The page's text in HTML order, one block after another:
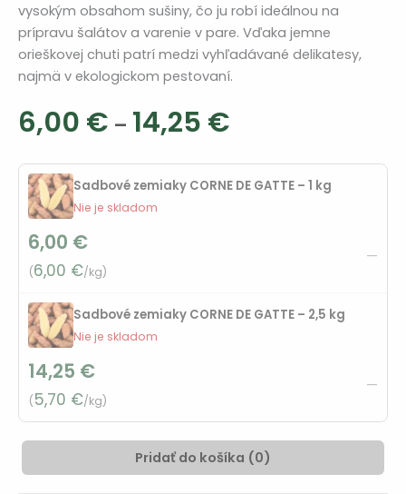
vysokým obsahom sušiny, čo ju robí ideálnou na
prípravu šalátov a varenie v pare. Vďaka jemne
orieškovej chuti patrí medzi vyhľadávané delikatesy,
najmä v ekologickom pestovaní.
6,00 € – 14,25 €
6,00 €
Sadbové zemiaky CORNE DE GATTE – 1 kg
Nie je skladom
6,00 €
(6,00 €/kg)
—
Sadbové zemiaky CORNE DE GATTE – 2,5 kg
Nie je skladom
14,25 €
(5,70 €/kg)
—
Pridať do košíka (0)